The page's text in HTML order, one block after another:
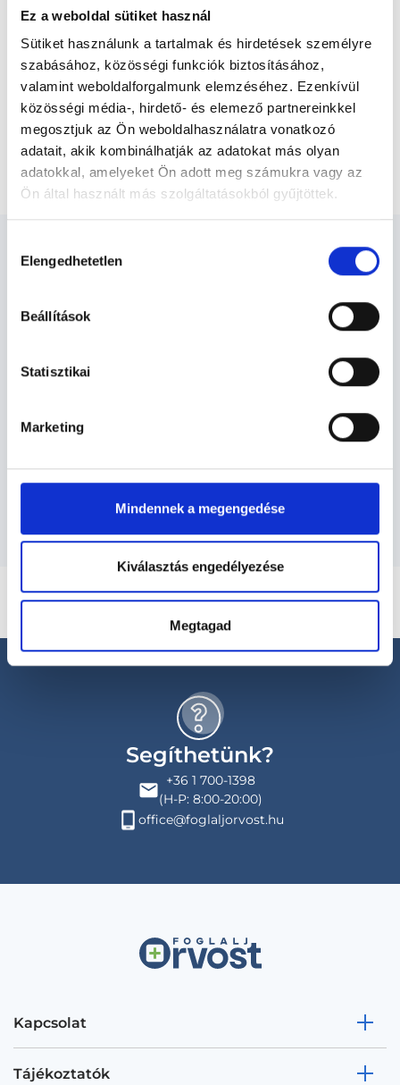
Ez a weboldal sütiket használ
Sütiket használunk a tartalmak és hirdetések személyre
szabásához, közösségi funkciók biztosításához,
valamint weboldalforgalmunk elemzéséhez. Ezenkívül
közösségi média-, hirdető- és elemező partnereinkkel
megosztjuk az Ön weboldalhasználatra vonatkozó
adatait, akik kombinálhatják az adatokat más olyan
adatokkal, amelyeket Ön adott meg számukra vagy az
Ön által használt más szolgáltatásokból gyűjtöttek.
szabályzat:https://foglaljorvost.hu/info/foglaljorvost-
kiválasztása
Elengedhetetlen
Beállítások
Statisztikai
Marketing
Mindennek a megengedése
Kiválasztás engedélyezése
Megtagad
felelősséggel tartozik és azt közvetlenül felügyeli az egészségügyi
szolgáltató szakorvosa az első részvizsgáig, utána pedig a
szakorvosjelölt önállóan láthat el feladatokat. A foglaljorvost.hu
felelősségét kizárja esetleges névazonosságért bármely szakorvos
és szakorvosjelölt esetén.
Főoldal Tüdőgyógyász
Post COVID Tüdőgyógyászat Alapvizsgálat
Tüdőgyógyász -
KAPCSOLÓDÓ SZAKTERÜLETEK
Szolgáltatások
Segíthetünk?
+36 1 700-1398
(H-P: 8:00-20:00)
office@foglaljorvost.hu
Kapcsolat
Tájékoztatók